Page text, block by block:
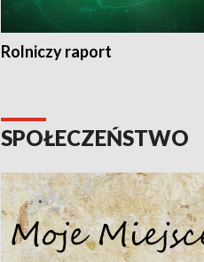
Rolniczy raport
SPOŁECZEŃSTWO